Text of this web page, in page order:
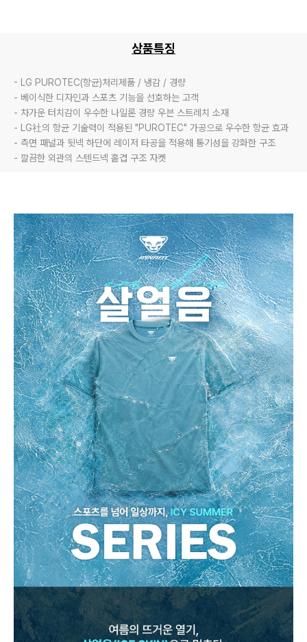
상품특징
- LG PUROTEC(항균)처리제품 / 냉감 / 경량
- 베이식한 디자인과 스포츠 기능을 선호하는 고객
- 차가운 터치감이 우수한 나일론 경량 우븐 스트레치 소재
- LG社의 항균 기술력이 적용된 "PUROTEC" 가공으로 우수한 항균 효과
- 측면 패널과 뒷넥 하단에 레이저 타공을 적용해 통기성을 강화한 구조
- 깔끔한 외관의 스텐드넥 홑겹 구조 자켓